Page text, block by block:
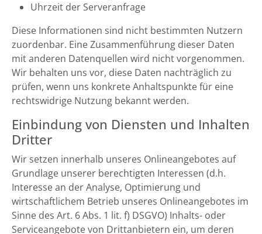
Uhrzeit der Serveranfrage
Diese Informationen sind nicht bestimmten Nutzern
zuordenbar. Eine Zusammenführung dieser Daten
mit anderen Datenquellen wird nicht vorgenommen.
Wir behalten uns vor, diese Daten nachträglich zu
prüfen, wenn uns konkrete Anhaltspunkte für eine
rechtswidrige Nutzung bekannt werden.
Einbindung von Diensten und Inhalten
Dritter
Wir setzen innerhalb unseres Onlineangebotes auf
Grundlage unserer berechtigten Interessen (d.h.
Interesse an der Analyse, Optimierung und
wirtschaftlichem Betrieb unseres Onlineangebotes im
Sinne des Art. 6 Abs. 1 lit. f) DSGVO) Inhalts- oder
Serviceangebote von Drittanbietern ein, um deren